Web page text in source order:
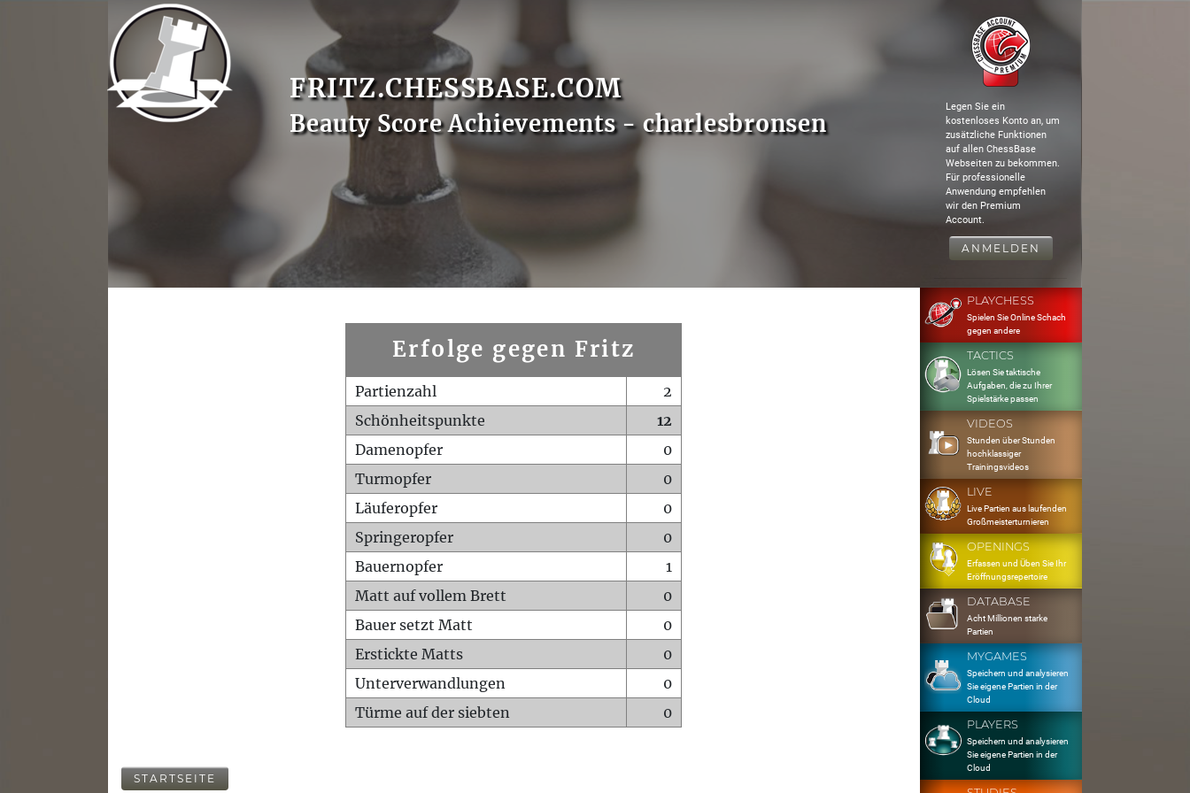
FRITZ.CHESSBASE.COM
Beauty Score Achievements - charlesbronsen
Legen Sie ein
kostenloses Konto an, um
zusätzliche Funktionen
auf allen ChessBase
Webseiten zu bekommen.
Für professionelle
Anwendung empfehlen
wir den Premium
Account.
ANMELDEN
Erfolge gegen Fritz
Partienzahl
2
Schönheitspunkte
12
Damenopfer
0
Turmopfer
0
Läuferopfer
0
Springeropfer
0
Bauernopfer
1
Matt auf vollem Brett
0
Bauer setzt Matt
0
Erstickte Matts
0
Unterverwandlungen
0
Türme auf der siebten
0
STARTSEITE
PLAYCHESS
Spielen Sie Online Schach
gegen andere
TACTICS
Lösen Sie taktische
Aufgaben, die zu Ihrer
Spielstärke passen
VIDEOS
Stunden über Stunden
hochklassiger
Trainingsvideos
LIVE
Live Partien aus laufenden
Großmeisterturnieren
OPENINGS
Erfassen und Üben Sie Ihr
Eröffnungsrepertoire
DATABASE
Acht Millionen starke
Partien
MYGAMES
Speichern und analysieren
Sie eigene Partien in der
Cloud
PLAYERS
Speichern und analysieren
Sie eigene Partien in der
Cloud